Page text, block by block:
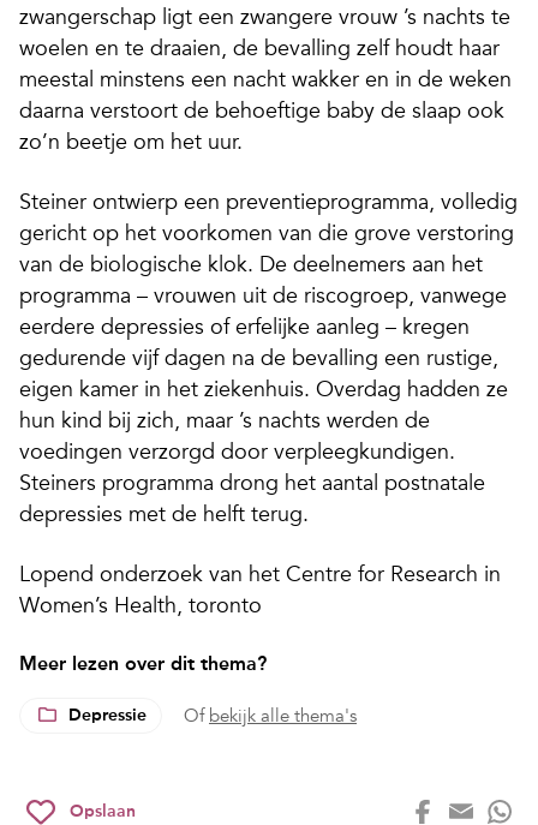
zwangerschap ligt een zwangere vrouw ’s nachts te
woelen en te draaien, de bevalling zelf houdt haar
meestal minstens een nacht wakker en in de weken
daarna verstoort de behoeftige baby de slaap ook
zo’n beetje om het uur.
Steiner ontwierp een preventieprogramma, volledig
gericht op het voorkomen van die grove verstoring
van de biologische klok. De deelnemers aan het
programma – vrouwen uit de riscogroep, vanwege
eerdere depressies of erfelijke aanleg – kregen
gedurende vijf dagen na de bevalling een rustige,
eigen kamer in het ziekenhuis. Overdag hadden ze
hun kind bij zich, maar ’s nachts werden de
voedingen verzorgd door verpleegkundigen.
Steiners programma drong het aantal postnatale
depressies met de helft terug.
Lopend onderzoek van het Centre for Research in
Women’s Health, toronto
Meer lezen over dit thema?
Depressie Of bekijk alle thema's
Opslaan